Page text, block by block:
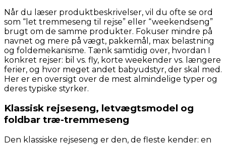
Når du læser produktbeskrivelser, vil du ofte se ord
som “let tremmeseng til rejse” eller “weekendseng”
brugt om de samme produkter. Fokuser mindre på
navnet og mere på vægt, pakkemål, max belastning
og foldemekanisme. Tænk samtidig over, hvordan I
konkret rejser: bil vs. fly, korte weekender vs. længere
ferier, og hvor meget andet babyudstyr, der skal med.
Her er en oversigt over de mest almindelige typer og
deres typiske styrker.
Klassisk rejseseng, letvægtsmodel og
foldbar træ-tremmeseng
Den klassiske rejseseng er den, de fleste kender: en